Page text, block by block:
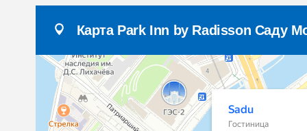
Карта Park Inn by Radisson Саду